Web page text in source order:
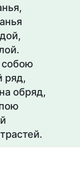
собою
ряд,
обряд,